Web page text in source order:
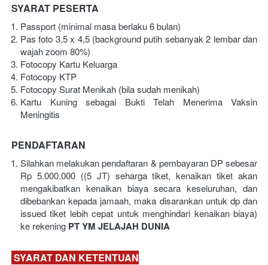
SYARAT PESERTA
Passport (minimal masa berlaku 6 bulan)
Pas foto 3,5 x 4,5 (background putih sebanyak 2 lembar dan
wajah zoom 80%)
Fotocopy Kartu Keluarga
Fotocopy KTP
Fotocopy Surat Menikah (bila sudah menikah)
Kartu Kuning sebagai Bukti Telah Menerima Vaksin
Meningitis
PENDAFTARAN
Silahkan melakukan pendaftaran & pembayaran DP sebesar
Rp 5.000.000 ((5 JT) seharga tiket, kenaikan tiket akan
mengakibatkan kenaikan biaya secara keseluruhan, dan
dibebankan kepada jamaah, maka disarankan untuk dp dan
issued tiket lebih cepat untuk menghindari kenaikan biaya)
ke rekening PT YM JELAJAH DUNIA
SYARAT DAN KETENTUAN